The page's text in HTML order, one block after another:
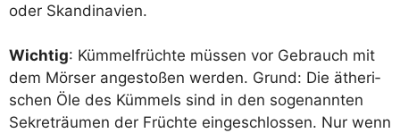
oder Skandinavien.
Wich­tig: Küm­mel­früch­te müs­sen vor Gebrauch mit
dem Mör­ser ange­sto­ßen wer­den. Grund: Die äthe­ri­
schen Öle des Küm­mels sind in den soge­nann­ten
Sekre­träu­men der Früch­te ein­ge­schlos­sen. Nur wenn